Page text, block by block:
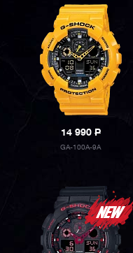
14 990P
GA-100A-9A